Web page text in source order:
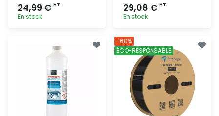
24,99 € HT
En stock
rapide
29,08 € HT
En stock
rapide
-60%
ÉCO-RESPONSABLE